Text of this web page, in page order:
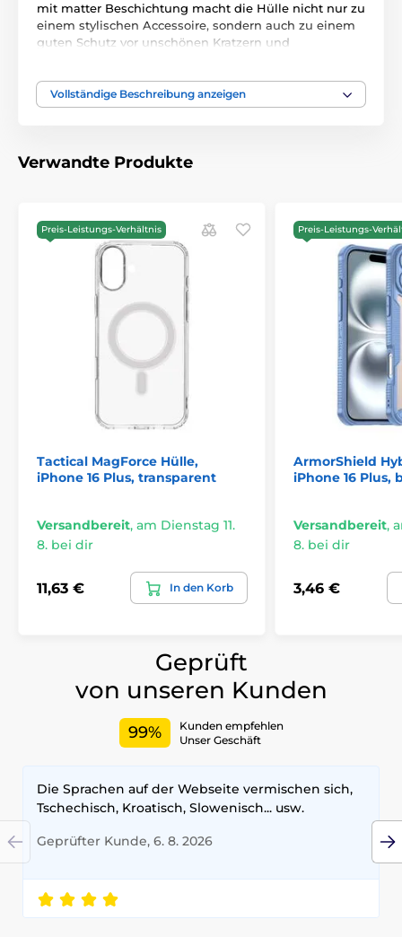
mit matter Beschichtung macht die Hülle nicht nur zu
einem stylischen Accessoire, sondern auch zu einem
guten Schutz vor unschönen Kratzern und
Nutzung des Smartphones und die Hülle selbst
schränkt den Betrieb von induktiven Ladegeräten
Vollständige Beschreibung anzeigen
Verwandte Produkte
Preis-Leistungs-Verhältnis
Tactical MagForce Hülle,
iPhone 16 Plus, transparent
Versandbereit, am Dienstag 11.
8. bei dir
11,63 € In den Korb
Preis-Leistungs-
ArmorShield
iPhone 16 Plus,
Versandbereit,
8. bei dir
3,46 €
Geprüft
von unseren Kunden
99%
Kunden empfehlen
Unser Geschäft
Die Sprachen auf der Webseite vermischen sich,
Tschechisch, Kroatisch, Slowenisch... usw.
Geprüfter Kunde, 6. 8. 2026